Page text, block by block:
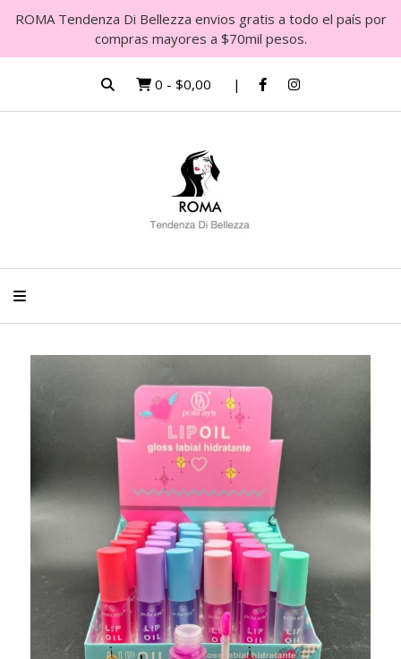
ROMA Tendenza Di Bellezza envios gratis a todo el país por
compras mayores a $70mil pesos.
0 - $0,00